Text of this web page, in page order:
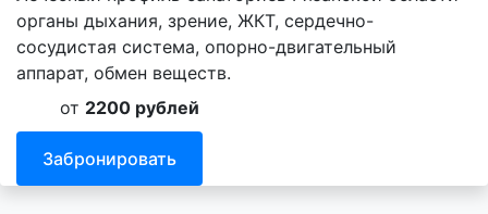
органы дыхания, зрение, ЖКТ, сердечно-
сосудистая система, опорно-двигательный
аппарат, обмен веществ.
от 2200 рублей
Забронировать